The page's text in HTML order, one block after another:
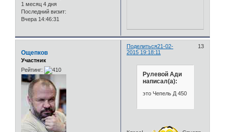
1 месяц 4 дня
Последний визит:
Вчера 14:46:31
Поделиться 13
21-02-
2015 19:18:11
Ощепков
Участник
Рейтинг:
Рулевой Ади
написал(а):
это Чепель Д 450